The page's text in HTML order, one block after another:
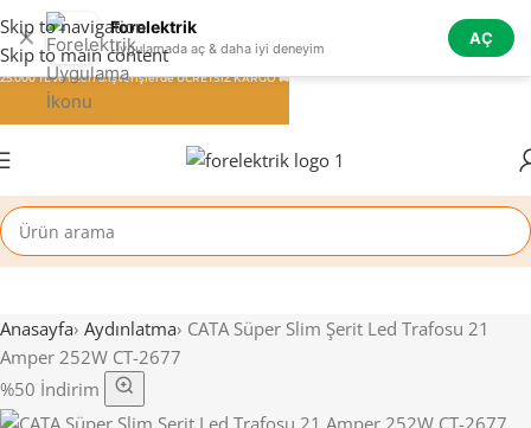
✕ Forelektrik
Uygulamada aç & daha iyi deneyim
AÇ
Skip to navigation
Skip to main content
Anasayfa› Aydınlatma› CATA Süper Slim Şerit Led Trafosu 21
Amper 252W CT-2677
%50 İndirim
25.000 TL ve üzeri alışverişlerde ÜCRETSİZ KARGO 🚚